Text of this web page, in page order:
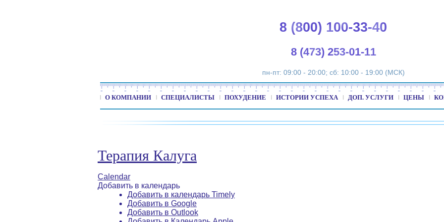
8 (800) 100-33-40
8 (473) 253-01-11
пн-пт: 09:00 - 20:00; сб: 10:00 - 19:00 (МСК)
О КОМПАНИИ СПЕЦИАЛИСТЫ ПОХУДЕНИЕ ИСТОРИИ УСПЕХА ДОП. УСЛУГИ ЦЕНЫ
Терапия Калуга
Calendar
Добавить в календарь
Добавить в календарь Timely
Добавить в Google
Добавить в Outlook